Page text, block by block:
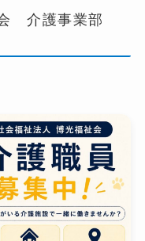
介護事業部